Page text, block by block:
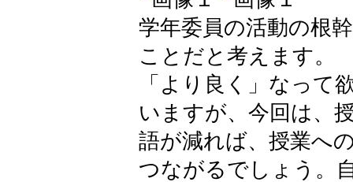
学年委員の活動の根
ことだと考えます。
「より良く」なって
いますが、今回は、
語が減れば、授業へ
つながるでしょう。